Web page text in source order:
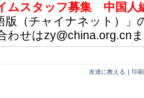
ムスタッフ募集
中国人
版（チャイナネット）」
わせはzy@china.org.cn
友達に教える 印刷